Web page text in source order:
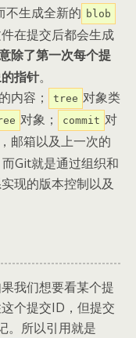
不生成全新的 blob
在提交后都会生成
除了第一次每个提
指针。
内容； tree 对象类
对象； commit 对
邮箱以及上一次的
Git就是通过组织和
现的版本控制以及
我们想要看某个提
个提交ID，但提交
。所以引用就是